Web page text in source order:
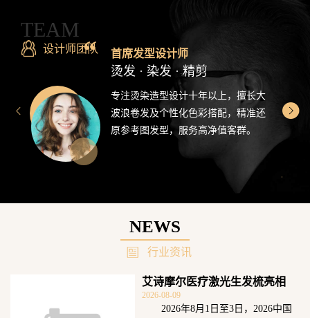
TEAM
设计师团队 首席发型设计师
烫发 · 染发 · 精剪
专注烫染造型设计十年以上，擅长大
波浪卷发及个性化色彩搭配，精准还
原参考图发型，服务高净值客群。
NEWS
行业资讯
艾诗摩尔医疗激光生发梳亮相
2026头皮健
2026-08-09
2026年8月1日至3日，2026中国